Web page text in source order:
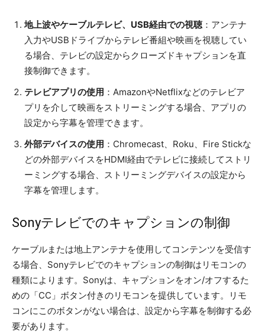
地上波やケーブルテレビ、USB経由での視聴 ：アンテナ
入力やUSBドライブからテレビ番組や映画を視聴してい
る場合、テレビの設定からクローズドキャプションを直
接制御できます。
テレビアプリの使用 ：AmazonやNetflixなどのテレビア
プリを介して映画をストリーミングする場合、アプリの
設定から字幕を管理できます。
外部デバイスの使用 ：Chromecast、Roku、Fire Stickな
どの外部デバイスをHDMI経由でテレビに接続してストリ
ーミングする場合、ストリーミングデバイスの設定から
字幕を管理します。
Sonyテレビでのキャプションの制御
ケーブルまたは地上アンテナを使用してコンテンツを受信す
る場合、Sonyテレビでのキャプションの制御はリモコンの
種類によります。Sonyは、キャプションをオン/オフするた
めの「CC」ボタン付きのリモコンを提供しています。リモ
コンにこのボタンがない場合は、設定から字幕を制御する必
要があります。